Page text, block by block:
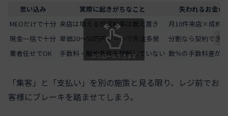
思い込み 実際に起きがちなこと
失われるお金の
MEOだけで十分 来店は増えるが成約率は据え置き
月10件来店×成約
現金一括で十分 単価20〜50万円ゾーンで失注多発
分割なら契約でき
業者任せでOK
手数料・解約条件を理解していない 数％の手数料差が
スクロールできます
「集客」と「支払い」を別の施策と見る限り、レジ前でお
客様にブレーキを踏ませてしまう。